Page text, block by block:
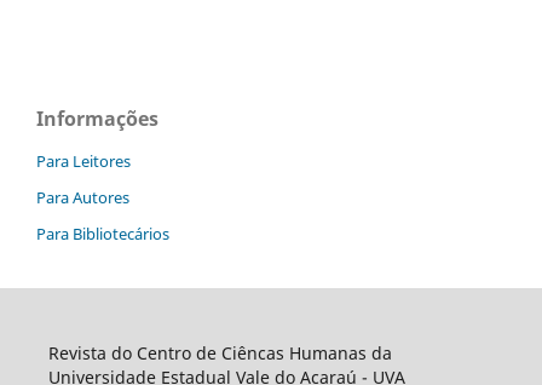
Informações
Para Leitores
Para Autores
Para Bibliotecários
Revista do Centro de Ciêncas Humanas da
Universidade Estadual Vale do Acaraú - UVA